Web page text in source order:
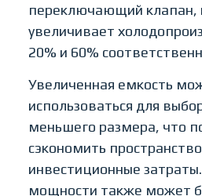
переключающий клапан,
увеличивает
20% и 60%
Увеличенная емкость
использоваться для
меньшего размера, что
сэкономить
инвестиционные
мощности также может